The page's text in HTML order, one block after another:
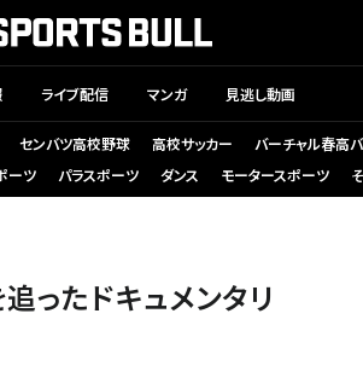
ライブ配信 マンガ 見逃し動画
センバツ高校野球 高校サッカー バーチャル春高
ーツ パラスポーツ ダンス モータースポーツ
ったドキュメンタリ